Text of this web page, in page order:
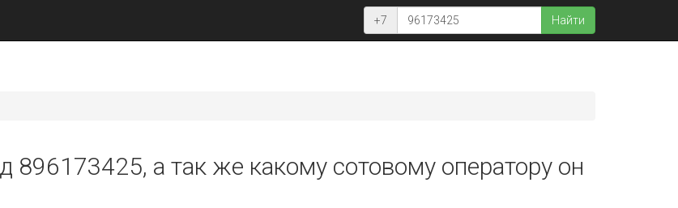
+7 Найти
896173425, а так же какому сотовому оператору он